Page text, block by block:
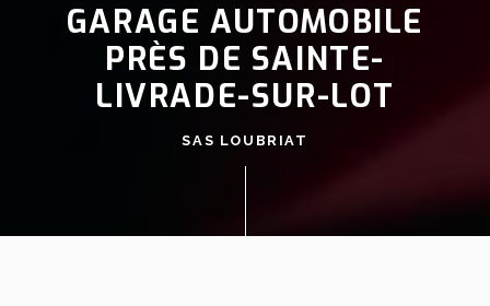
GARAGE AUTOMOBILE
PRÈS DE SAINTE-
LIVRADE-SUR-LOT
SAS LOUBRIAT